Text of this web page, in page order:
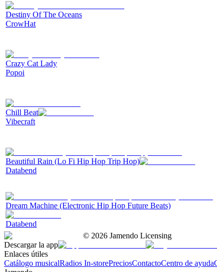
Destiny Of The Oceans
CrowHat
Crazy Cat Lady
Popoi
Chill Beat
Vibecraft
Beautiful Rain (Lo Fi Hip Hop Trip Hop)
Databend
Dream Machine (Electronic Hip Hop Future Beats)
Databend
© 2026 Jamendo Licensing
Descargar la app
Enlaces útiles
Catálogo musicalRadios In-storePreciosContactoCentro de ayuda